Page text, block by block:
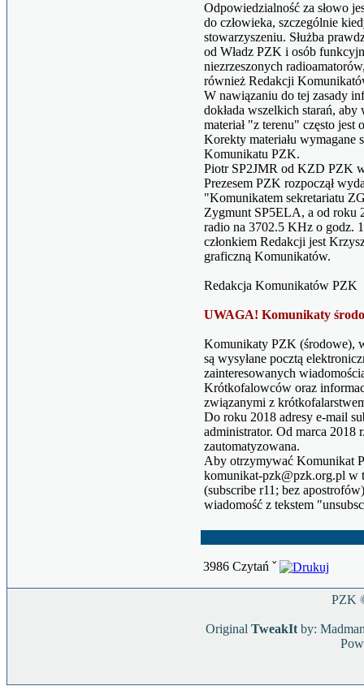
Odpowiedzialność za słowo
do człowieka, szczególnie
stowarzyszeniu. Służba
od Władz PZK i osób
niezrzeszonych
również Redakcji
W nawiązaniu do tej zasady
dokłada wszelkich starań,
materiał "z terenu" często jest
Korekty materiału
Komunikatu PZK.
Piotr SP2JMR od KZD PZK
Prezesem PZK rozpoczął
"Komunikatem sekretariatu
Zygmunt SP5ELA, a od roku
radio na 3702.5 KHz o godz.
członkiem Redakcji jest
graficzną Komunikatów.
Redakcja Komunikatów PZK
UWAGA! Komunikaty
Komunikaty PZK (środowe),
są wysyłane pocztą
zainteresowanych
Krótkofalowców oraz
związanymi z
Do roku 2018 adresy e-mail
administrator. Od marca 2018
zautomatyzowana.
Aby otrzymywać Komunikat
komunikat-pzk@pzk.org.pl w
(subscribe r11; bez
wiadomość z tekstem
3986 Czytań ˇ
PZK
Original TweakIt by: